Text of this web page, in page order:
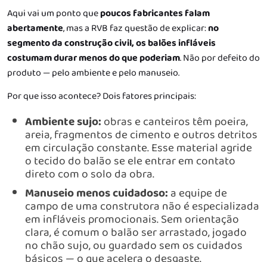
Aqui vai um ponto quepoucos fabricantes falam
abertamente, mas a RVB faz questão de explicar:no
segmento da construção civil, os balões infláveis
costumam durar menos do que poderiam. Não por defeito do
produto — pelo ambiente e pelo manuseio.
Por que isso acontece? Dois fatores principais:
Ambiente sujo:obras e canteiros têm poeira,
areia, fragmentos de cimento e outros detritos
em circulação constante. Esse material agride
o tecido do balão se ele entrar em contato
direto com o solo da obra.
Manuseio menos cuidadoso:a equipe de
campo de uma construtora não é especializada
em infláveis promocionais. Sem orientação
clara, é comum o balão ser arrastado, jogado
no chão sujo, ou guardado sem os cuidados